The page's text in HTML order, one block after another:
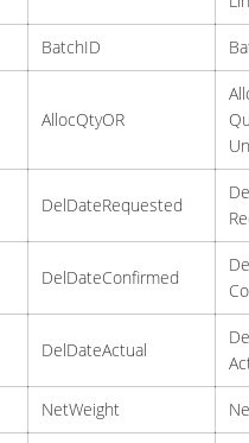
BatchID
AllocQtyOR
DelDateRequested
DelDateConfirmed
DelDateActual
NetWeight